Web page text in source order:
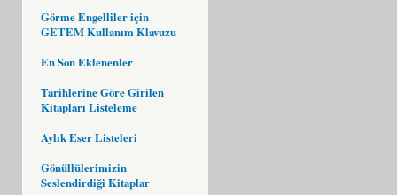
Görme Engelliler için
GETEM Kullanım Klavuzu
En Son Eklenenler
Tarihlerine Göre Girilen
Kitapları Listeleme
Aylık Eser Listeleri
Gönüllülerimizin
Seslendirdiği Kitaplar